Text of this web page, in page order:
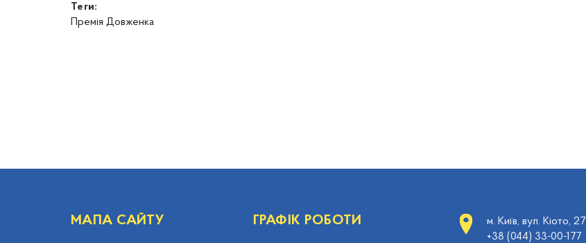
Теги:
Премія Довженка
МАПА САЙТУ ГРАФІК РОБОТИ
м. Київ, вул. Кіото, 27
+38 (044) 33-00-177